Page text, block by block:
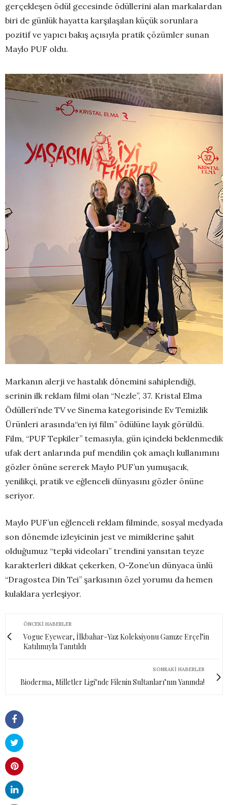
gerçekleşen ödül gecesinde ödüllerini alan markalardan
biri de günlük hayatta karşılaşılan küçük sorunlara
pozitif ve yapıcı bakış açısıyla pratik çözümler sunan
Maylo PUF oldu.
Markanın alerji ve hastalık dönemini sahiplendiği,
serinin ilk reklam filmi olan “Nezle”, 37. Kristal Elma
Ödülleri’nde TV ve Sinema kategorisinde Ev Temizlik
Ürünleri arasında“en iyi film” ödülüne layık görüldü.
Film, “PUF Tepkiler” temasıyla, gün içindeki beklenmedik
ufak dert anlarında puf mendilin çok amaçlı kullanımını
gözler önüne sererek Maylo PUF’un yumuşacık,
yenilikçi, pratik ve eğlenceli dünyasını gözler önüne
seriyor.
Maylo PUF’un eğlenceli reklam filminde, sosyal medyada
son dönemde izleyicinin jest ve mimiklerine şahit
olduğumuz “tepki videoları” trendini yansıtan teyze
karakterleri dikkat çekerken, O-Zone’un dünyaca ünlü
“Dragostea Din Tei” şarkısının özel yorumu da hemen
kulaklara yerleşiyor.
ÖNCEKI HABERLER
Vogue Eyewear, İlkbahar-Yaz Koleksiyonu Gamze Erçel’in
Katılımıyla Tanıtıldı
SONRAKI HABERLER
Bioderma, Milletler Ligi’nde Filenin Sultanları’nın Yanında!